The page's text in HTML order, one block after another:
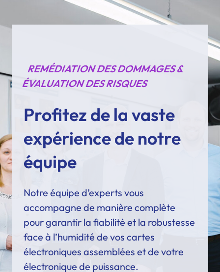
REMÉDIATION DES DOMMAGES &
ÉVALUATION DES RISQUES
Profitez de la vaste
expérience de notre
équipe
Notre équipe d’experts vous
accompagne de manière complète
pour garantir la fiabilité et la robustesse
face à l’humidité de vos cartes
électroniques assemblées et de votre
électronique de puissance.